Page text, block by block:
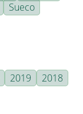
Sueco
2019
2018